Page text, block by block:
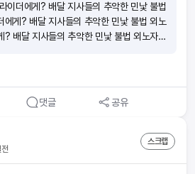
이더에게? 배달 지사들의 추악한 민낯 불법
에게? 배달 지사들의 추악한 민낯 불법 외노
? 배달 지사들의 추악한 민낯 불법 외노자
댓글 공유
스크랩